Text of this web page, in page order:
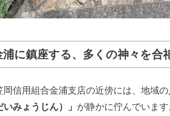
に鎮座する、多くの神々を合
岡信用組合金浦支店の近傍には、地域
みょうじん）」 が静かに佇んでいます